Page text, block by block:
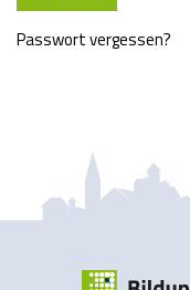
Passwort vergessen?